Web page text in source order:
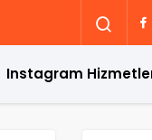
Instagram